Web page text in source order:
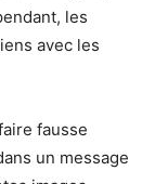
les
avec les
fausse
un message